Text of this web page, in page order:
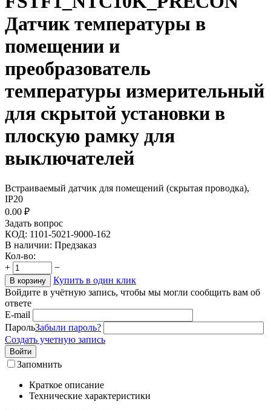
Датчик температуры в
помещении и
преобразователь
температуры измерительный
для скрытой установки в
плоскую рамку для
выключателей
Встраиваемый датчик для помещений (скрытая проводка),
IP20
0.00 ₽
Задать вопрос
КОД: 1101-5021-9000-162
В наличии: Предзаказ
Кол-во:
+
−
В корзину
Купить в один клик
Войдите в учётную запись, чтобы мы могли сообщить вам об
ответе
E-mail
ПарольЗабыли пароль?
Создать учетную запись
Войти
Запомнить
Краткое описание
Технические характеристики